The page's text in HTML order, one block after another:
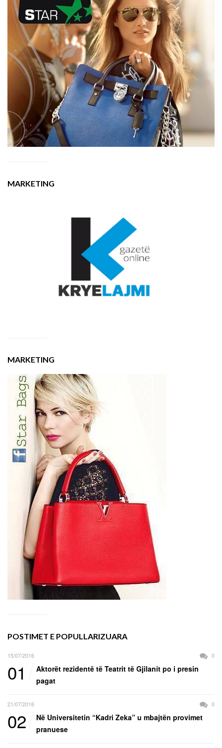
MARKETING
MARKETING
POSTIMET E POPULLARIZUARA
15/07/2016 0
01
Aktorët rezidentë të Teatrit të Gjilanit po i presin
pagat
21/07/2016 0
02
Në Universitetin “Kadri Zeka” u mbajtën provimet
pranuese